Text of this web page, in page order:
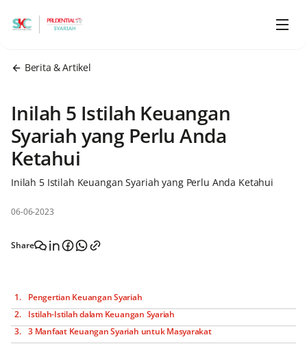
Berita & Artikel
Inilah 5 Istilah Keuangan
Syariah yang Perlu Anda
Ketahui
Inilah 5 Istilah Keuangan Syariah yang Perlu Anda Ketahui
06-06-2023
Share
Pengertian Keuangan Syariah
Istilah-Istilah dalam Keuangan Syariah
3 Manfaat Keuangan Syariah untuk Masyarakat